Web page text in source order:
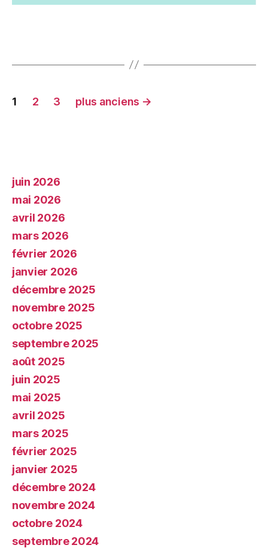
1 2 3 plus anciens →
juin 2026
mai 2026
avril 2026
mars 2026
février 2026
janvier 2026
décembre 2025
novembre 2025
octobre 2025
septembre 2025
août 2025
juin 2025
mai 2025
avril 2025
mars 2025
février 2025
janvier 2025
décembre 2024
novembre 2024
octobre 2024
septembre 2024